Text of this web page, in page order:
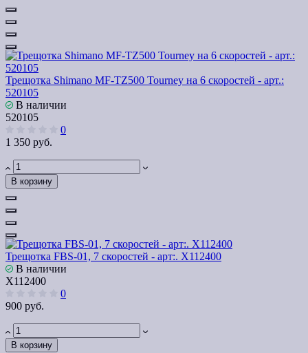
Трещотка Shimano MF-TZ500 Tourney на 6 скоростей - арт.:
520105
В наличии
520105
0
1 350 руб.
В корзину
Трещотка FBS-01, 7 скоростей - арт:. Х112400
В наличии
Х112400
0
900 руб.
В корзину